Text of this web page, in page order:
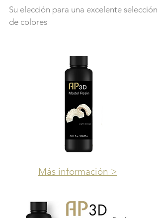
Su elección para una excelente selección
de colores
Más información >